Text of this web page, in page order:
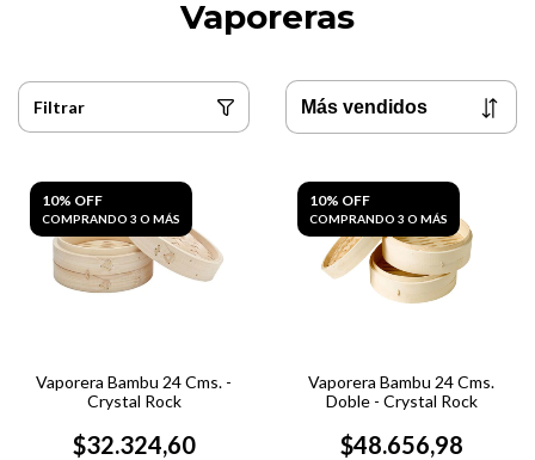
Vaporeras
Filtrar
10% OFF
COMPRANDO 3 O MÁS
Vaporera Bambu 24 Cms. -
Crystal Rock
$32.324,60
10% OFF
COMPRANDO 3 O MÁS
Vaporera Bambu 24 Cms.
Doble - Crystal Rock
$48.656,98